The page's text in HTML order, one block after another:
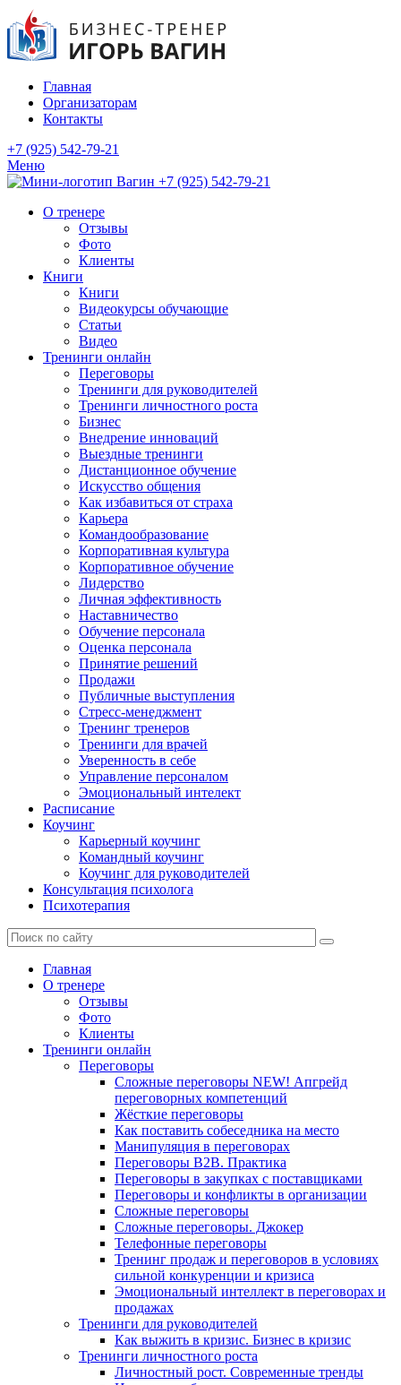
Главная
Организаторам
Контакты
+7 (925) 542-79-21
Меню
+7 (925) 542-79-21
О тренере
Отзывы
Фото
Клиенты
Книги
Книги
Видеокурсы обучающие
Статьи
Видео
Тренинги онлайн
Переговоры
Тренинги для руководителей
Тренинги личностного роста
Бизнес
Внедрение инноваций
Выездные тренинги
Дистанционное обучение
Искусство общения
Как избавиться от страха
Карьера
Командообразование
Корпоративная культура
Корпоративное обучение
Лидерство
Личная эффективность
Наставничество
Обучение персонала
Оценка персонала
Принятие решений
Продажи
Публичные выступления
Стресс-менеджмент
Тренинг тренеров
Тренинги для врачей
Уверенность в себе
Управление персоналом
Эмоциональный интелект
Расписание
Коучинг
Карьерный коучинг
Командный коучинг
Коучинг для руководителей
Консультация психолога
Психотерапия
Главная
О тренере
Отзывы
Фото
Клиенты
Тренинги онлайн
Переговоры
Сложные переговоры NEW! Апгрейд
переговорных компетенций
Жёсткие переговоры
Как поставить собеседника на место
Манипуляция в переговорах
Переговоры B2B. Практика
Переговоры в закупках с поставщиками
Переговоры и конфликты в организации
Сложные переговоры
Сложные переговоры. Джокер
Телефонные переговоры
Тренинг продаж и переговоров в условиях
сильной конкуренции и кризиса
Эмоциональный интеллект в переговорах и
продажах
Тренинги для руководителей
Как выжить в кризис. Бизнес в кризис
Тренинги личностного роста
Личностный рост. Современные тренды